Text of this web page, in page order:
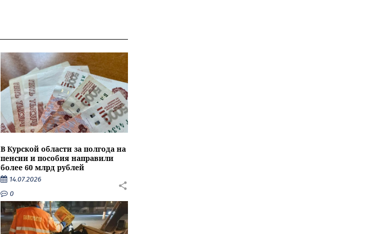
В Курской области за полгода на
пенсии и пособия направили
более 60 млрд рублей
14.07.2026
0